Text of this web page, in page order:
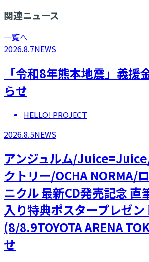
関連ニュース
一覧へ
2026.8.7NEWS
「令和8年熊本地震」義援
らせ
HELLO! PROJECT
2026.8.5NEWS
アンジュルム/
クトリー/OCHA NORMA/
ニクル 最新CD発売記念 直
入り特典ポスタープレゼン
(8/8.9TOYOTA ARENA
せ